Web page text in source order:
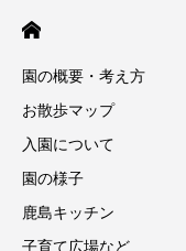
園の概要・考え方
お散歩マップ
入園について
園の様子
鹿島キッチン
子育て広場など